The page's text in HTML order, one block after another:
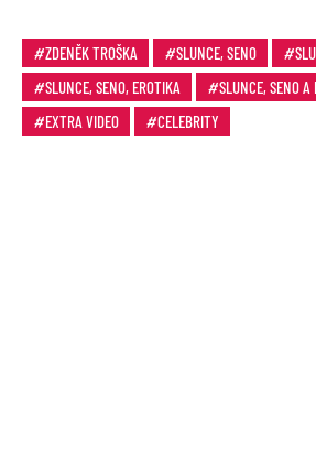
ZDENĚK TROŠKA SLUNCE, SENO
SLUNCE, SENO, EROTIKA
SLUNCE, SENO A
EXTRA VIDEO
CELEBRITY